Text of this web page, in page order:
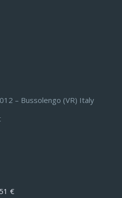
– Bussolengo (VR) Italy
€